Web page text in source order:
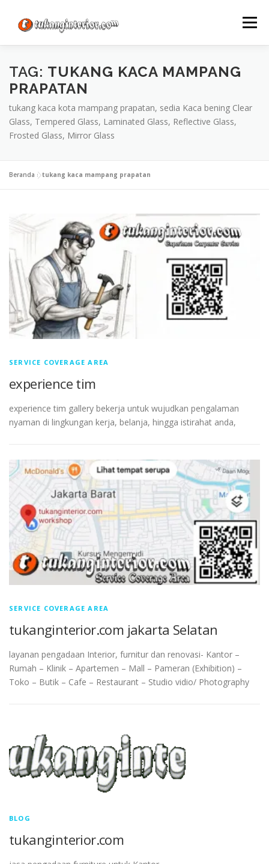
konten
Menu
TAG: TUKANG KACA MAMPANG
PRAPATAN
tukang kaca kota mampang prapatan, sedia Kaca bening Clear
Glass, Tempered Glass, Laminated Glass, Reflective Glass,
Frosted Glass, Mirror Glass
Beranda »tukang kaca mampang prapatan
SERVICE COVERAGE AREA
experience tim
experience tim gallery bekerja untuk wujudkan pengalaman
nyaman di lingkungan kerja, belanja, hingga istirahat anda,
SERVICE COVERAGE AREA
tukanginterior.com jakarta Selatan
layanan pengadaan Interior, furnitur dan renovasi- Kantor –
Rumah – Klinik – Apartemen – Mall – Pameran (Exhibition) –
Toko – Butik – Cafe – Restaurant – Studio vidio/ Photography
BLOG
tukanginterior.com